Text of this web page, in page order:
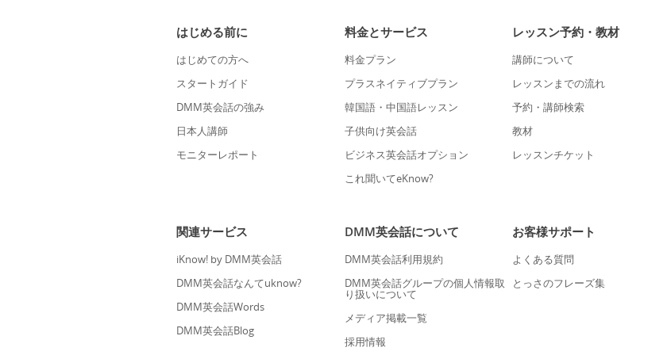
はじめる前に
はじめての方へ
スタートガイド
DMM英会話の強み
日本人講師
モニターレポート
料金とサービス
料金プラン
プラスネイティブプラン
韓国語・中国語レッスン
子供向け英会話
ビジネス英会話オプション
これ聞いてeKnow?
レッスン予約・教材
講師について
レッスンまでの流れ
予約・講師検索
教材
レッスンチケット
関連サービス
iKnow! by DMM英会話
DMM英会話なんてuknow?
DMM英会話Words
DMM英会話Blog
DMM英会話について
DMM英会話利用規約
DMM英会話グループの個人情報取
り扱いについて
メディア掲載一覧
採用情報
お客様サポート
よくある質問
とっさのフレーズ集